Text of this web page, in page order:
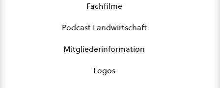
Fachfilme
Podcast Landwirtschaft
Mitgliederinformation
Logos